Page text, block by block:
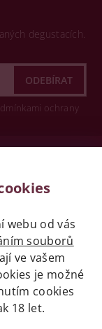
degustacích.
ochrany
osobám
webu od vás
souborů
ve vašem
je možné
cookies
18 let.